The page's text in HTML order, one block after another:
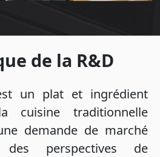
de la R&D
un plat et ingrédient
cuisine traditionnelle
demande de marché
perspectives de